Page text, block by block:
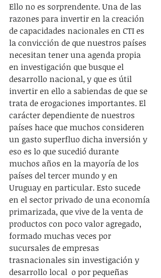
Ello no es sorprendente. Una de las
razones para invertir en la creación
de capacidades nacionales en CTI es
la convicción de que nuestros países
necesitan tener una agenda propia
en investigación que busque el
desarrollo nacional, y que es útil
invertir en ello a sabiendas de que se
trata de erogaciones importantes. El
carácter dependiente de nuestros
países hace que muchos consideren
un gasto superfluo dicha inversión y
eso es lo que sucedió durante
muchos años en la mayoría de los
países del tercer mundo y en
Uruguay en particular. Esto sucede
en el sector privado de una economía
primarizada, que vive de la venta de
productos con poco valor agregado,
formado muchas veces por
sucursales de empresas
trasnacionales sin investigación y
desarrollo local  o por pequeñas